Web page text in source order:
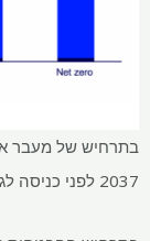
בתרחיש של מעבר
2037 לפני כניסה לגירעון.